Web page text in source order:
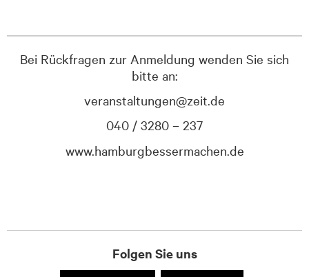
Bei Rückfragen zur Anmeldung wenden Sie sich
bitte an:
veranstaltungen@zeit.de
040 / 3280 – 237
www.hamburgbessermachen.de
Folgen Sie uns